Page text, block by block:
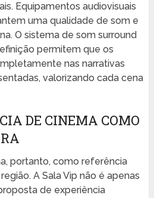
Equipamentos audiovisuais
uma qualidade de som e
O sistema de som surround
permitem que os
nas narrativas
valorizando cada cena
DE CINEMA COMO
portanto, como referência
A Sala Vip não é apenas
de experiência